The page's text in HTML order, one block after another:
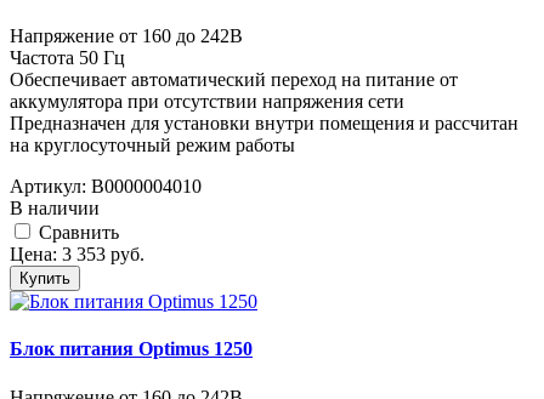
Напряжение от 160 до 242В
Частота 50 Гц
Обеспечивает автоматический переход на питание от
аккумулятора при отсутствии напряжения сети
Предназначен для установки внутри помещения и рассчитан
на круглосуточный режим работы
Артикул: В0000004010
В наличии
Cравнить
Цена: 3 353 руб.
Купить
Блок питания Optimus 1250